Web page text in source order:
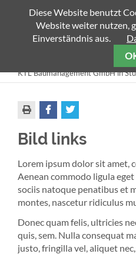
KTL Baumanagement GmbH in
Bild links
Lorem ipsum dolor sit amet,
Aenean commodo ligula
sociis natoque penatibus et
montes, nascetur ridiculus
Donec quam felis, ultricies
quis, sem. Nulla consequat
justo, fringilla vel, aliquet
Diese Website benutzt
Website weiter nutzen,
Einverständnis aus.